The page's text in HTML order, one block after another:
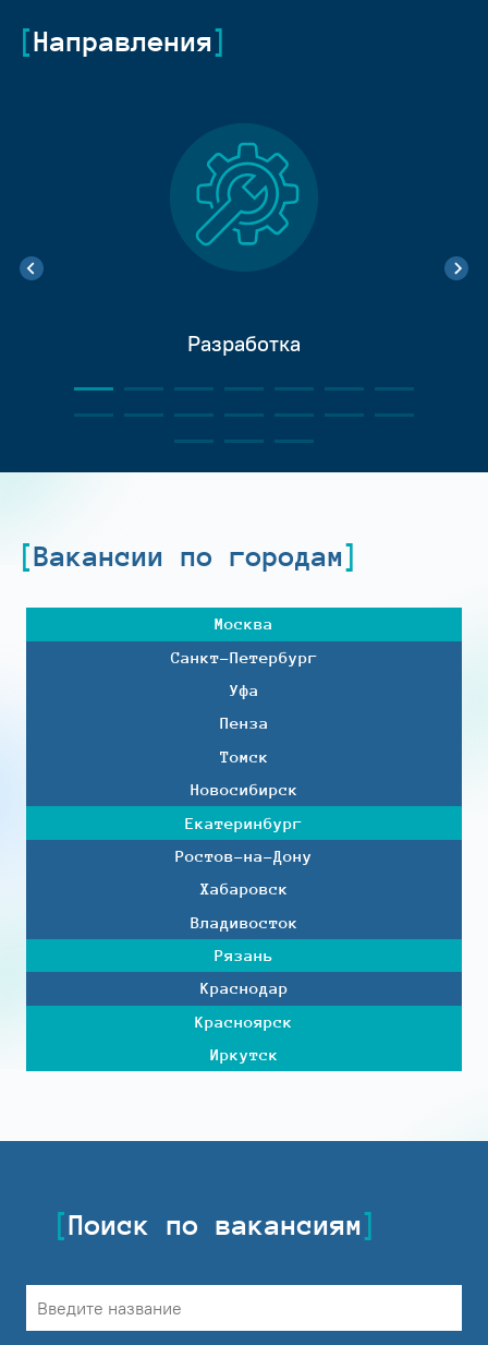
Направления
Разработка
Вакансии по городам
Москва
Санкт-Петербург
Уфа
Пенза
Томск
Новосибирск
Екатеринбург
Ростов-на-Дону
Хабаровск
Владивосток
Рязань
Краснодар
Красноярск
Иркутск
Поиск по вакансиям